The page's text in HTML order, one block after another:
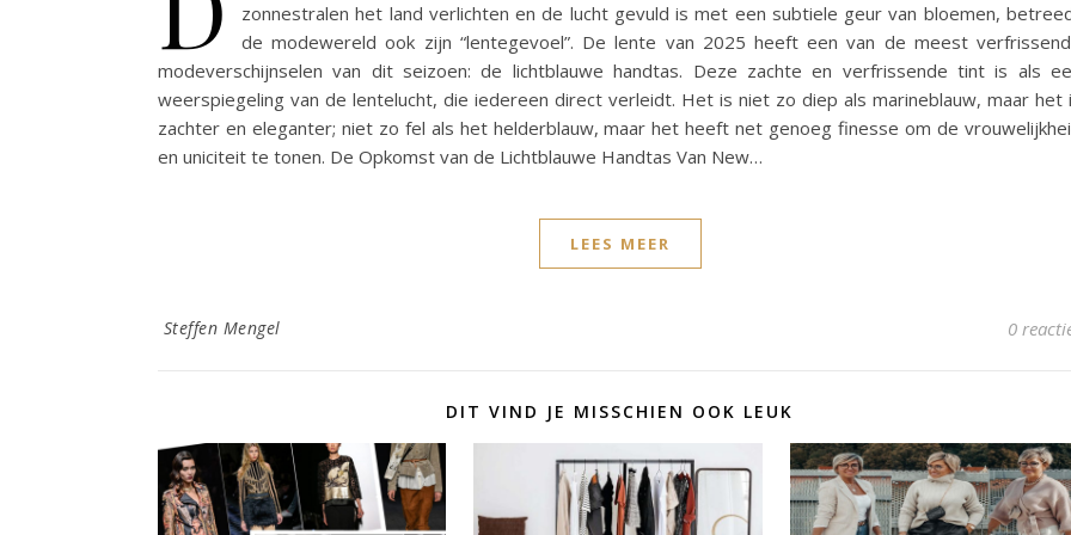
zonnestralen het land verlichten en de lucht gevuld is met een subtiele geur van bloemen,
de modewereld ook zijn “lentegevoel”. De lente van 2025 heeft een van de meest
modeverschijnselen van dit seizoen: de lichtblauwe handtas. Deze zachte en verfrissende tint is als
weerspiegeling van de lentelucht, die iedereen direct verleidt. Het is niet zo diep als marineblauw, maar het
zachter en eleganter; niet zo fel als het helderblauw, maar het heeft net genoeg finesse om de
en uniciteit te tonen. De Opkomst van de Lichtblauwe Handtas Van New…
LEES MEER
Steffen Mengel 0
DIT VIND JE MISSCHIEN OOK LEUK